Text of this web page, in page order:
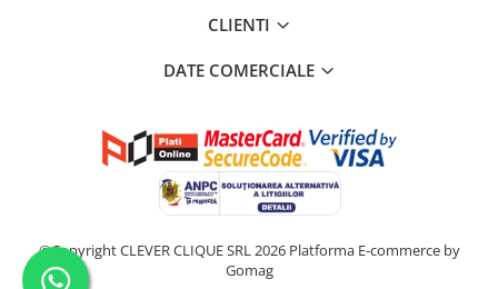
CLIENTI
DATE COMERCIALE
©Copyright CLEVER CLIQUE SRL 2026 Platforma E-commerce by
Gomag